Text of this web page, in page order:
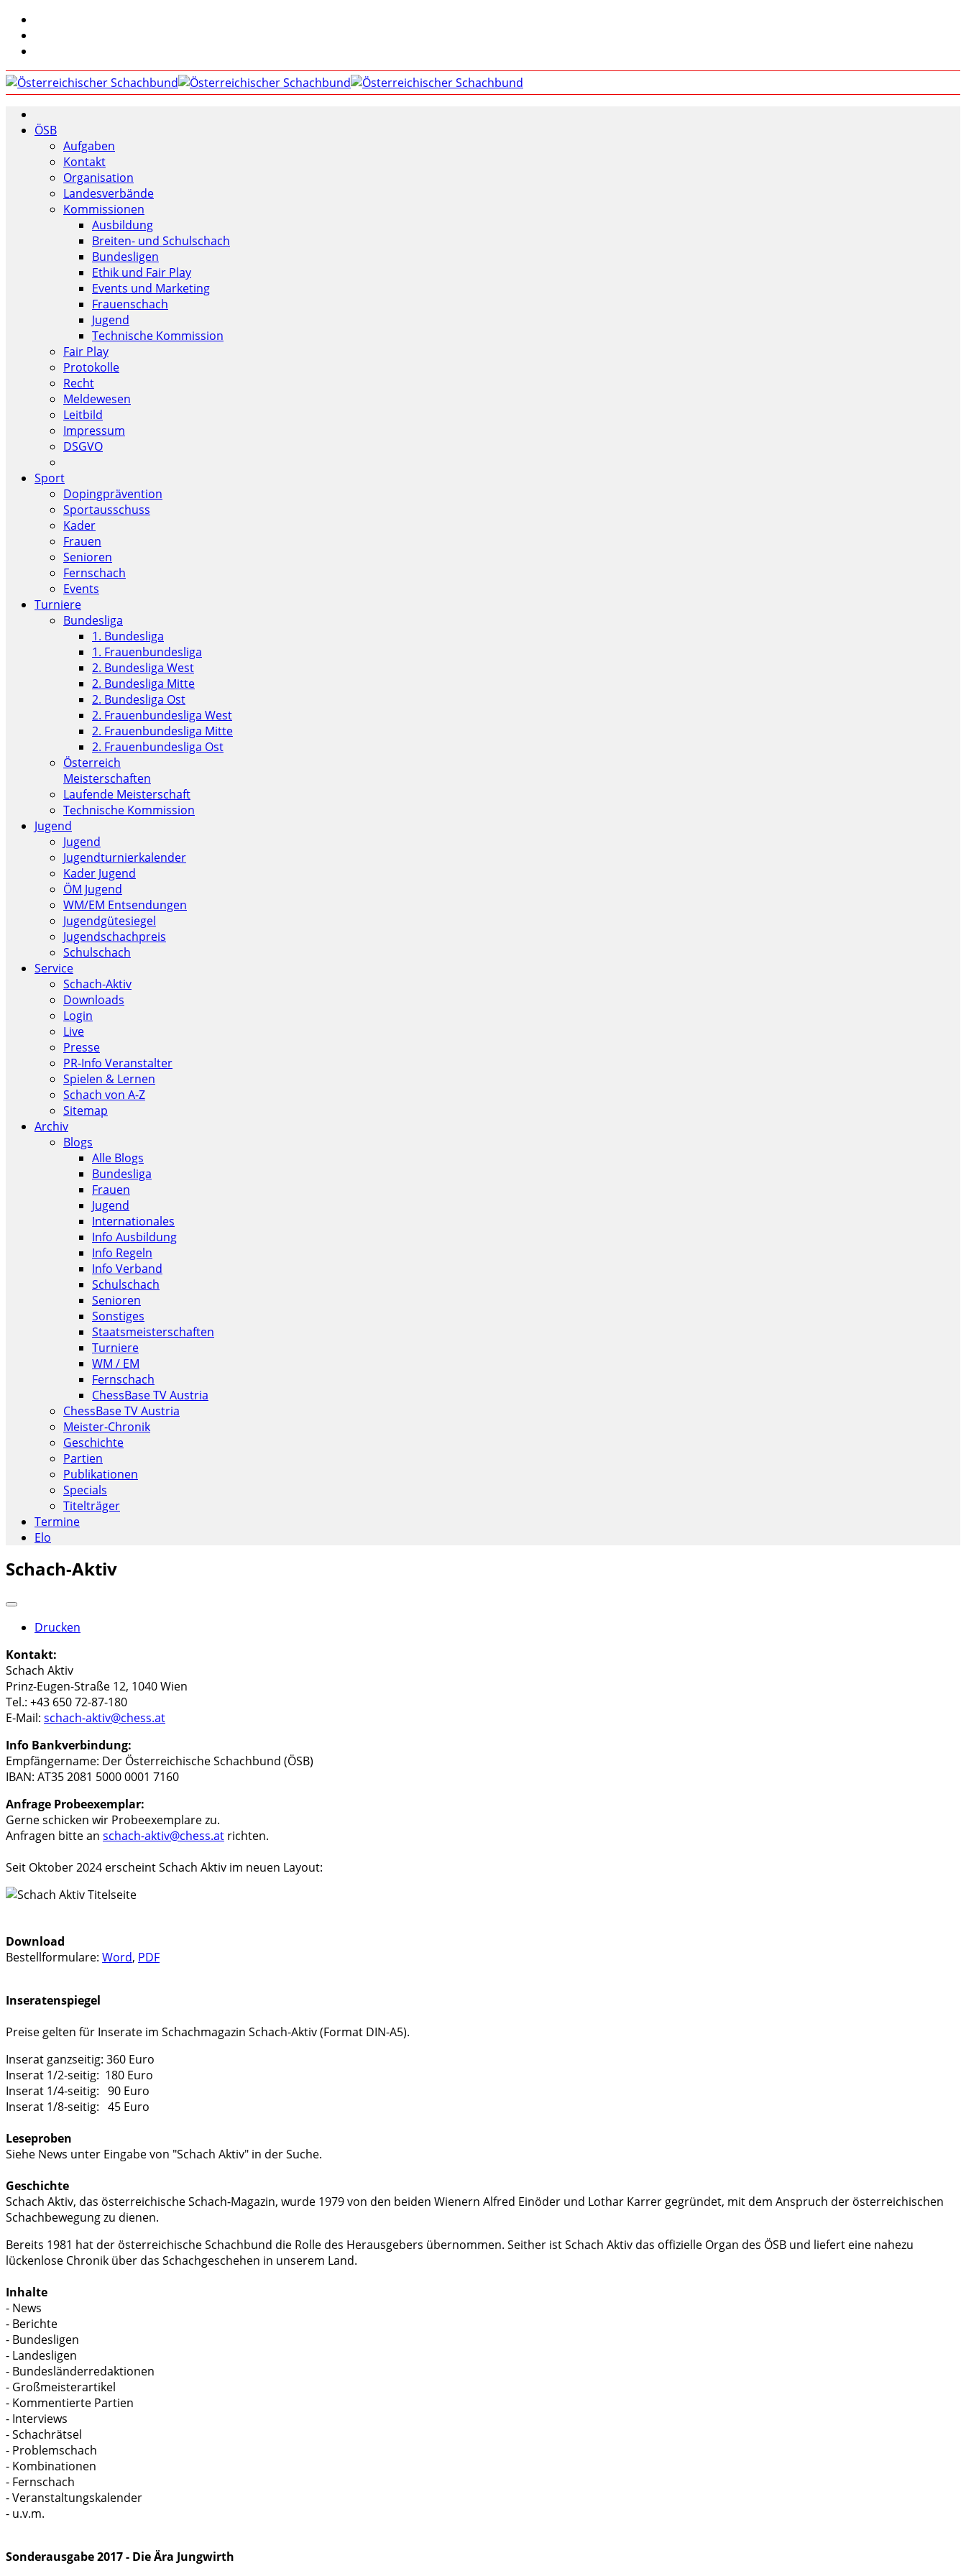
ÖSB
Aufgaben
Kontakt
Organisation
Landesverbände
Kommissionen
Ausbildung
Breiten- und Schulschach
Bundesligen
Ethik und Fair Play
Events und Marketing
Frauenschach
Jugend
Technische Kommission
Fair Play
Protokolle
Recht
Meldewesen
Leitbild
Impressum
DSGVO
Sport
Dopingprävention
Sportausschuss
Kader
Frauen
Senioren
Fernschach
Events
Turniere
Bundesliga
1. Bundesliga
1. Frauenbundesliga
2. Bundesliga West
2. Bundesliga Mitte
2. Bundesliga Ost
2. Frauenbundesliga West
2. Frauenbundesliga Mitte
2. Frauenbundesliga Ost
Österreich
Meisterschaften
Laufende Meisterschaft
Technische Kommission
Jugend
Jugend
Jugendturnierkalender
Kader Jugend
ÖM Jugend
WM/EM Entsendungen
Jugendgütesiegel
Jugendschachpreis
Schulschach
Service
Schach-Aktiv
Downloads
Login
Live
Presse
PR-Info Veranstalter
Spielen & Lernen
Schach von A-Z
Sitemap
Archiv
Blogs
Alle Blogs
Bundesliga
Frauen
Jugend
Internationales
Info Ausbildung
Info Regeln
Info Verband
Schulschach
Senioren
Sonstiges
Staatsmeisterschaften
Turniere
WM / EM
Fernschach
ChessBase TV Austria
ChessBase TV Austria
Meister-Chronik
Geschichte
Partien
Publikationen
Specials
Titelträger
Termine
Elo
Schach-Aktiv
Drucken
Kontakt:
Schach Aktiv
Prinz-Eugen-Straße 12, 1040 Wien
Tel.: +43 650 72-87-180
E-Mail: schach-aktiv@chess.at
Info Bankverbindung:
Empfängername: Der Österreichische Schachbund (ÖSB)
IBAN: AT35 2081 5000 0001 7160
Anfrage Probeexemplar:
Gerne schicken wir Probeexemplare zu.
Anfragen bitte an schach-aktiv@chess.at richten.
Seit Oktober 2024 erscheint Schach Aktiv im neuen Layout:
Download
Bestellformulare: Word, PDF
Inseratenspiegel
Preise gelten für Inserate im Schachmagazin Schach-Aktiv (Format DIN-A5).
Inserat ganzseitig: 360 Euro
Inserat 1/2-seitig: 180 Euro
Inserat 1/4-seitig: 90 Euro
Inserat 1/8-seitig: 45 Euro
Leseproben
Siehe News unter Eingabe von "Schach Aktiv" in der Suche.
Geschichte
Schach Aktiv, das österreichische Schach-Magazin, wurde 1979 von den beiden Wienern Alfred Einöder und Lothar Karrer gegründet, mit dem Anspruch der österreichischen
Schachbewegung zu dienen.
Bereits 1981 hat der österreichische Schachbund die Rolle des Herausgebers übernommen. Seither ist Schach Aktiv das offizielle Organ des ÖSB und liefert eine nahezu
lückenlose Chronik über das Schachgeschehen in unserem Land.
Inhalte
- News
- Berichte
- Bundesligen
- Landesligen
- Bundesländerredaktionen
- Großmeisterartikel
- Kommentierte Partien
- Interviews
- Schachrätsel
- Problemschach
- Kombinationen
- Fernschach
- Veranstaltungskalender
- u.v.m.
Sonderausgabe 2017 - Die Ära Jungwirth